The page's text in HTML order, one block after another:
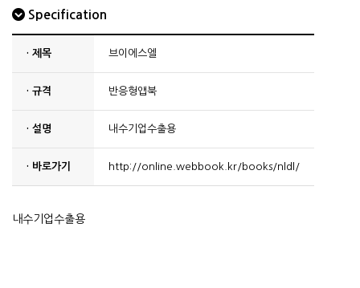
Specification
· 제목 브이에스엘
· 규격 반응형앱북
· 설명 내수기업수출용
· 바로가기 http://online.webbook.kr/books/nldl/
내수기업수출용